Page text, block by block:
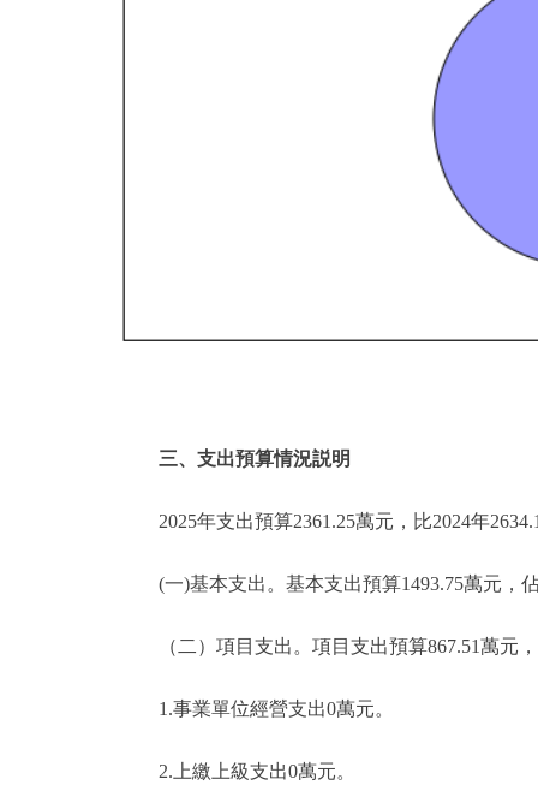
三、支出預算情況説明
2025年支出預算2361.25萬元，比2024年
(一)基本支出。基本支出預算1493.75萬元，佔
（二）項目支出。項目支出預算867.51萬元，
1.事業單位經營支出0萬元。
2.上繳上級支出0萬元。